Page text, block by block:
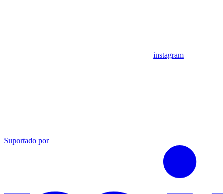
instagram
Suportado por